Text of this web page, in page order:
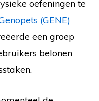
oefeningen te
(GENE)
een groep
belonen